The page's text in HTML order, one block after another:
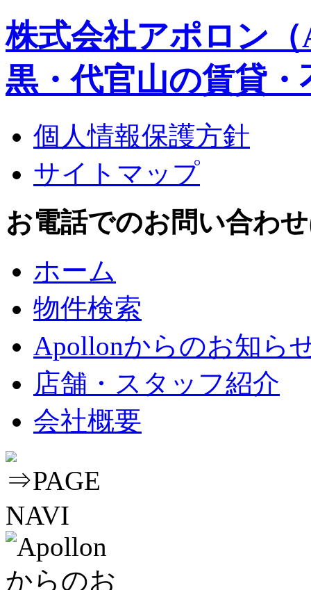
株式会社アポロン
黒・代官山の賃貸・
個人情報保護方針
サイトマップ
お電話でのお問い合わ
ホーム
物件検索
Apollonからのお知ら
店舗・スタッフ紹介
会社概要